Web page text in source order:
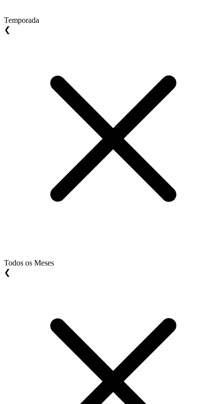
Temporada
❮
Todos os Meses
❮